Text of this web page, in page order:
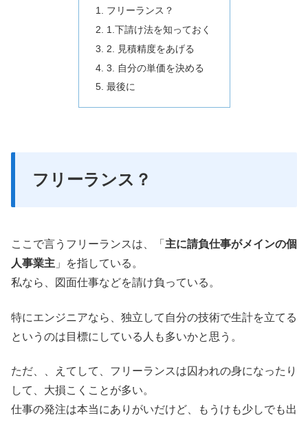
フリーランス？
1.下請け法を知っておく
2. 見積精度をあげる
3. 自分の単価を決める
最後に
フリーランス？
ここで言うフリーランスは、「 主に請負仕事がメインの個
人事業主 」を指している。
私なら、図面仕事などを請け負っている。
特にエンジニアなら、独立して自分の技術で生計を立てる
というのは目標にしている人も多いかと思う。
ただ、、えてして、フリーランスは囚われの身になったり
して、大損こくことが多い。
仕事の発注は本当にありがいだけど、もうけも少しでも出